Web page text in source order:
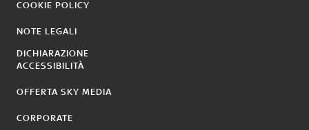
COOKIE POLICY
NOTE LEGALI
DICHIARAZIONE
ACCESSIBILITÀ
OFFERTA SKY MEDIA
CORPORATE